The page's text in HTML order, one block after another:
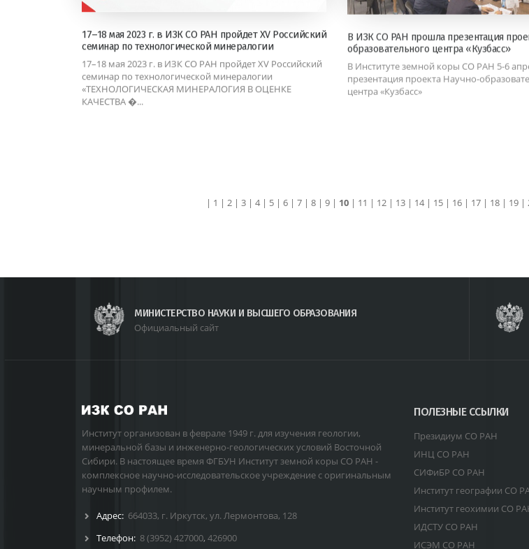
17–18 мая 2023 г. в ИЗК СО РАН пройдет XV Российский
семинар по технологической минералогии
17–18 мая 2023 г. в ИЗК СО РАН пройдет XV Российский
семинар по технологической минералогии
«ТЕХНОЛОГИЧЕСКАЯ МИНЕРАЛОГИЯ В ОЦЕНКЕ
КАЧЕСТВА �...
В ИЗК СО РАН прошла презентация
образовательного центра «Кузбасс»
В Институте земной коры СО РАН 5-6
презентация проекта Научно-
центра «Кузбасс»
| 1 | 2 | 3 | 4 | 5 | 6 | 7 | 8 | 9 | 10 | 11 | 12 | 13 | 14 | 15 | 16 | 17 | 18 | 19 |
МИНИСТЕРСТВО НАУКИ И ВЫСШЕГО ОБРАЗОВАНИЯ
Официальный сайт
Институт организован в феврале 1949 г. для изучения геологии,
минеральной базы и инженерно-геологических условий Восточной
Сибири. В настоящее время ФГБУН Институт земной коры СО РАН -
комплексное научно-исследовательское учреждение с оригинальным
научным профилем.
Адрес: 664033, г. Иркутск, ул. Лермонтова, 128
Телефон: 8 (3952) 427000, 426900
ПОЛЕЗНЫЕ ССЫЛКИ
Президиум СО РАН
ИНЦ СО РАН
СИФиБР СО РАН
Институт географии СО
Институт геохимии СО
ИДСТУ СО РАН
ИСЭМ СО РАН